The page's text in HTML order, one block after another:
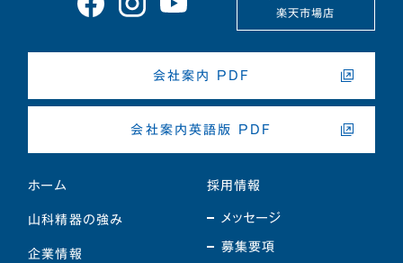
楽天市場店
会社案内 PDF
会社案内英語版 PDF
ホーム
山科精器の強み
企業情報
採用情報
メッセージ
募集要項